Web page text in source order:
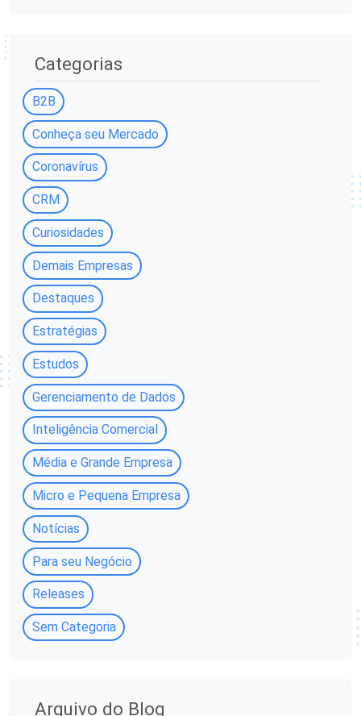
Categorias
B2B
Conheça seu Mercado
Coronavírus
CRM
Curiosidades
Demais Empresas
Destaques
Estratégias
Estudos
Gerenciamento de Dados
Inteligência Comercial
Média e Grande Empresa
Micro e Pequena Empresa
Notícias
Para seu Negócio
Releases
Sem Categoria
Arquivo do Blog